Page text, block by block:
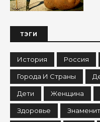
ТЭГИ
История Россия
Города И Страны
Дети Женщина
Здоровье